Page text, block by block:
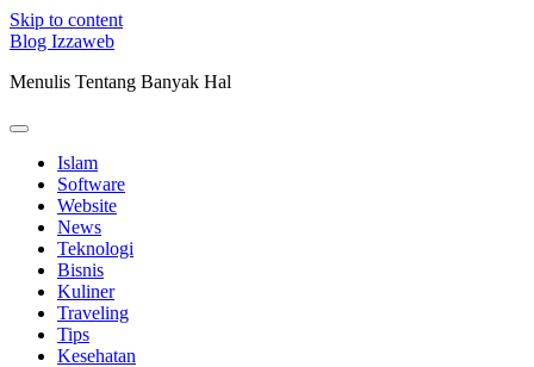
Skip to content
Blog Izzaweb
Menulis Tentang Banyak Hal
Islam
Software
Website
News
Teknologi
Bisnis
Kuliner
Traveling
Tips
Kesehatan